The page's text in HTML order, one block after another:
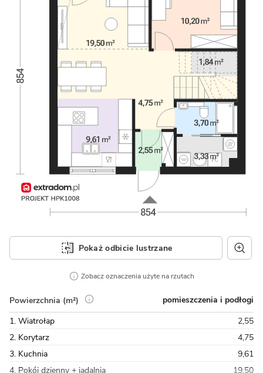
Pokaż odbicie lustrzane
Zobacz oznaczenia użyte na rzutach
Powierzchnia (m²)
pomieszczenia i podłogi
1. Wiatrołap
2,55
2. Korytarz
4,75
3. Kuchnia
9,61
4. Pokój dzienny + jadalnia
19,50